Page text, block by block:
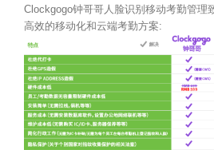
Clockgogo钟哥哥人脸识别移动考勤管理
高效的移动化和云端考勤方案: